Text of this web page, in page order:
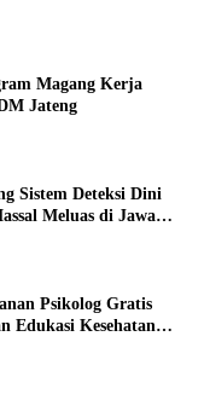
Magang Kerja
Jateng
Sistem Deteksi Dini
Meluas di Jawa
Psikolog Gratis
Edukasi Kesehatan